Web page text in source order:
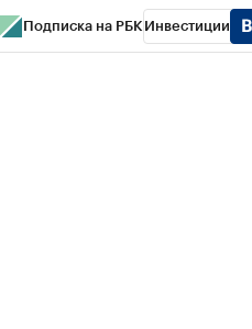
Подписка на РБК Инвестиции